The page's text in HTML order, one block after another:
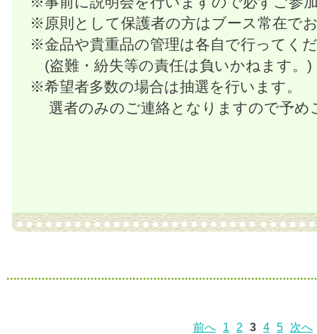
※原則として保護者の方はブース常在で
※金品や貴重品の管理は各自で行ってく
(盗難・紛失等の責任は負いかねます。)
※希望者多数の場合は抽選を行います。
選者のみのご連絡となりますので予め
前へ 1 2 3 4 5 次へ